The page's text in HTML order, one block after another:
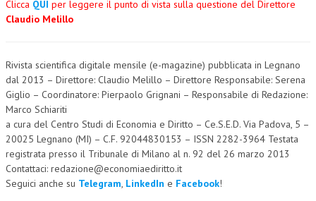
Clicca QUI per leggere il punto di vista sulla questione del Direttore
Claudio Melillo
Rivista scientifica digitale mensile (e-magazine) pubblicata in Legnano
dal 2013 – Direttore: Claudio Melillo – Direttore Responsabile: Serena
Giglio – Coordinatore: Pierpaolo Grignani – Responsabile di Redazione:
Marco Schiariti
a cura del Centro Studi di Economia e Diritto – Ce.S.E.D. Via Padova, 5 –
20025 Legnano (MI) – C.F. 92044830153 – ISSN 2282-3964 Testata
registrata presso il Tribunale di Milano al n. 92 del 26 marzo 2013
Contattaci: redazione@economiaediritto.it
Seguici anche su Telegram, LinkedIn e Facebook!